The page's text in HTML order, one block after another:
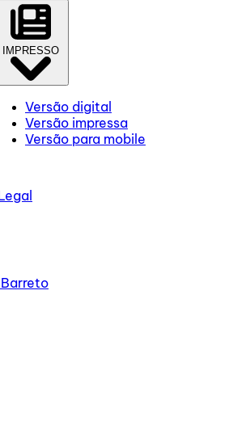
IMPRESSO
Versão digital
Versão impressa
Versão para mobile